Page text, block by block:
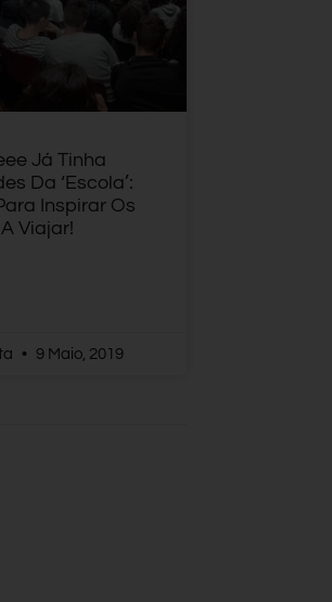
Já Tinha
Da ‘escola’:
Inspirar Os
Viajar!
9 Maio, 2019